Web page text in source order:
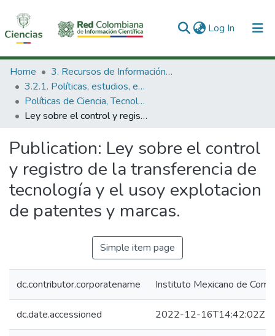
Log In (current)
Communities & Collections
All of DSpace
Statistics
Home
3. Recursos de Información Científica y Tecnológica
3.2.1. Políticas, estudios, evaluaciones e indicadores de CTeI
Políticas de Ciencia, Tecnología e Innovación
Ley sobre el control y registro de la transferencia de tecnología y el usoy explotacion de patentes y marcas.
Publication: Ley sobre el control
y registro de la transferencia de
tecnología y el usoy explotacion
de patentes y marcas.
Simple item page
dc.contributor.corporatename Instituto Mexicano de
dc.date.accessioned 2022-12-16T14:42:02Z